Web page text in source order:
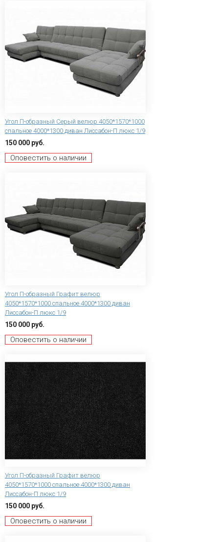
Угол П-образный Серый велюр 4050*1570*1000
спальное 4000*1300 диван Лиссабон-П люкс 1/9
150 000 руб.
Оповестить о наличии
Угол П-образный Графит велюр
4050*1570*1000 спальное 4000*1300 диван
Лиссабон-П люкс 1/9
150 000 руб.
Оповестить о наличии
Угол П-образный Графит велюр
4050*1570*1000 спальное 4000*1300 диван
Лиссабон-П люкс 1/9
150 000 руб.
Оповестить о наличии